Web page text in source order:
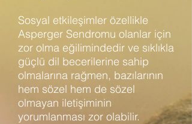
Sosyal etkileşimler özellikle
Asperger Sendromu olanlar için
zor olma eğilimindedir ve sıklıkla
güçlü dil becerilerine sahip
olmalarına rağmen, bazılarının
hem sözel hem de sözel
olmayan iletişiminin
yorumlanması zor olabilir.